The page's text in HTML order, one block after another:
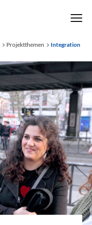
Projektthemen
Integration